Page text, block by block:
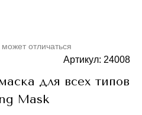
отличаться
Артикул: 24008
для всех типов
Mask